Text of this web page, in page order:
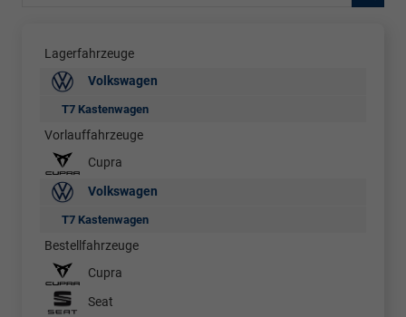
Lagerfahrzeuge
Volkswagen
T7 Kastenwagen
Vorlauffahrzeuge
Cupra
Volkswagen
T7 Kastenwagen
Bestellfahrzeuge
Cupra
Seat